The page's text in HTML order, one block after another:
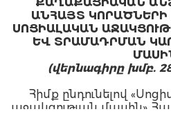
ԱՆՀԱՅՏ
ՍՈՑԻԱԼԱԿԱՆ
ԵՎ ՏՐԱՄԱԴՐՄԱՆ
(վերնագիրը խմբ.
Հիմք ընդունելով
աջակցության մասին»